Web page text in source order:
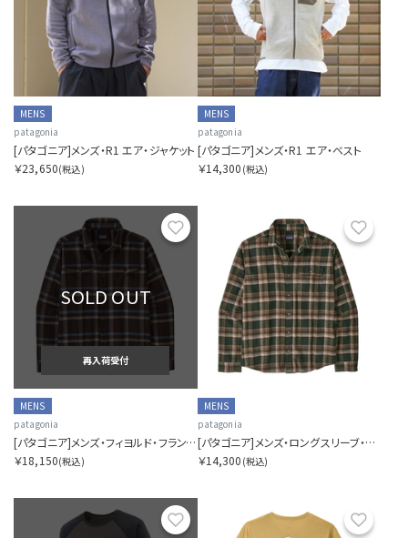
MENS
patagonia
[パタゴニア]メンズ・R1 エア・ジャケット
￥23,650(税込)
MENS
patagonia
[パタゴニア]メンズ・R1 エア・ベスト
￥14,300 (税込)
お気に入り
SOLD OUT
再入荷受付
MENS
patagonia
[パタゴニア]メンズ・フィヨルド・フランネル・シャツ
￥18,150(税込)
MENS
patagonia
[パタゴニア]メンズ・ロングスリーブ・ライトウェイト・フィヨルド・フランネル・シャツ
￥14,300 (税込)
お気に入り